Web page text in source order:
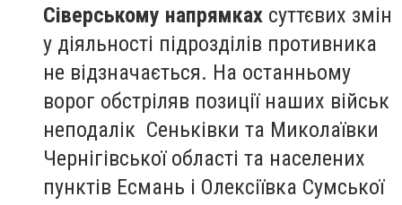
Сіверському напрямках суттєвих змін
у діяльності підрозділів противника
не відзначається. На останньому
ворог обстріляв позиції наших військ
неподалік Сеньківки та Миколаївки
Чернігівської області та населених
пунктів Есмань і Олексіївка Сумської